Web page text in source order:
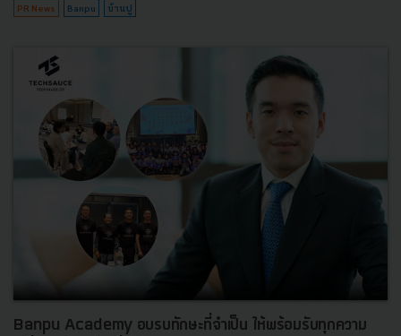
PR News Banpu บ้านปู
Banpu Academy อบรบทักษะที่จำเป็น ให้พร้อมรับทุกความ